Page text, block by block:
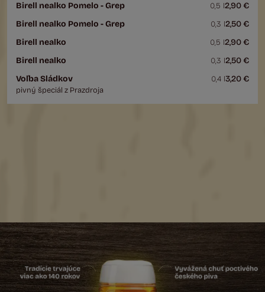
Birell nealko Pomelo - Grep
0,5 l2,90 €
Birell nealko Pomelo - Grep
0,3 l2,50 €
Birell nealko
0,5 l2,90 €
Birell nealko
0,3 l2,50 €
Voľba Sládkov
0,4 l3,20 €
pivný špeciál z Prazdroja